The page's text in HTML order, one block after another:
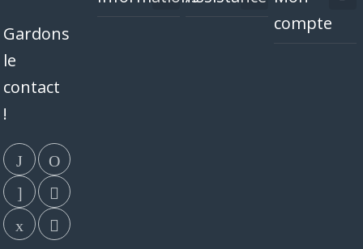
Gardons
le
contact
!
compte